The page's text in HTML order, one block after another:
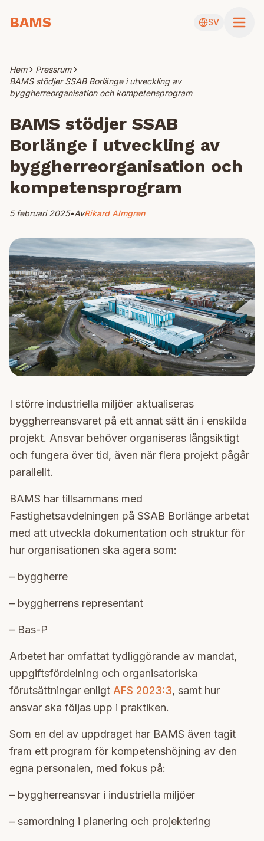
BAMS SV
Hem
Pressrum
BAMS stödjer SSAB Borlänge i utveckling av
byggherreorganisation och kompetensprogram
BAMS stödjer SSAB
Borlänge i utveckling av
byggherreorganisation och
kompetensprogram
5 februari 2025•AvRikard Almgren
I större industriella miljöer aktualiseras
byggherreansvaret på ett annat sätt än i enskilda
projekt. Ansvar behöver organiseras långsiktigt
och fungera över tid, även när flera projekt pågår
parallellt.
BAMS har tillsammans med
Fastighetsavdelningen på SSAB Borlänge arbetat
med att utveckla dokumentation och struktur för
hur organisationen ska agera som:
– byggherre
– byggherrens representant
– Bas-P
Arbetet har omfattat tydliggörande av mandat,
uppgiftsfördelning och organisatoriska
förutsättningar enligt AFS 2023:3, samt hur
ansvar ska följas upp i praktiken.
Som en del av uppdraget har BAMS även tagit
fram ett program för kompetenshöjning av den
egna personalen, med fokus på:
– byggherreansvar i industriella miljöer
– samordning i planering och projektering